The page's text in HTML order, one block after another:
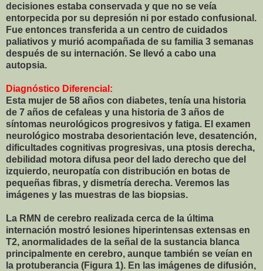
decisiones estaba conservada y que no se veía
entorpecida por su depresión ni por estado confusional.
Fue entonces transferida a un centro de cuidados
paliativos y murió acompañada de su familia 3 semanas
después de su internación. Se llevó a cabo una
autopsia.
Diagnóstico Diferencial:
Esta mujer de 58 años con diabetes, tenía una historia
de 7 años de cefaleas y una historia de 3 años de
síntomas neurológicos progresivos y fatiga. El examen
neurológico mostraba desorientación leve, desatención,
dificultades cognitivas progresivas, una ptosis derecha,
debilidad motora difusa peor del lado derecho que del
izquierdo, neuropatía con distribución en botas de
pequeñas fibras, y dismetría derecha. Veremos las
imágenes y las muestras de las biopsias.
La RMN de cerebro realizada cerca de la última
internación mostró lesiones hiperintensas extensas en
T2, anormalidades de la señal de la sustancia blanca
principalmente en cerebro, aunque también se veían en
la protuberancia (Figura 1). En las imágenes de difusión,